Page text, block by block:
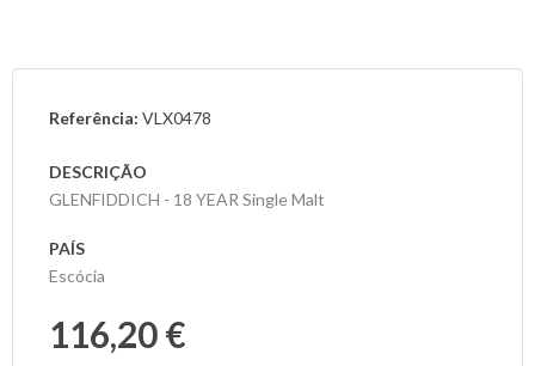
Referência: VLX0478
DESCRIÇÃO
GLENFIDDICH - 18 YEAR Single Malt
PAÍS
Escócia
116,20 €